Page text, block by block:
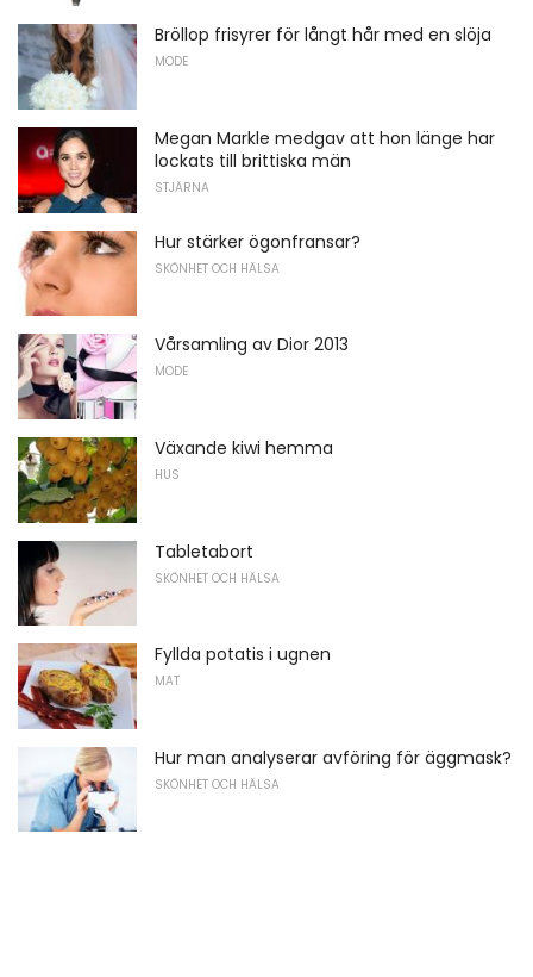
Bröllop frisyrer för långt hår med en slöja
MODE
Megan Markle medgav att hon länge har
lockats till brittiska män
STJÄRNA
Hur stärker ögonfransar?
SKÖNHET OCH HÄLSA
Vårsamling av Dior 2013
MODE
Växande kiwi hemma
HUS
Tabletabort
SKÖNHET OCH HÄLSA
Fyllda potatis i ugnen
MAT
Hur man analyserar avföring för äggmask?
SKÖNHET OCH HÄLSA